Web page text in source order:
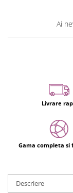
Ai
Livrare
Gama completa
Descriere